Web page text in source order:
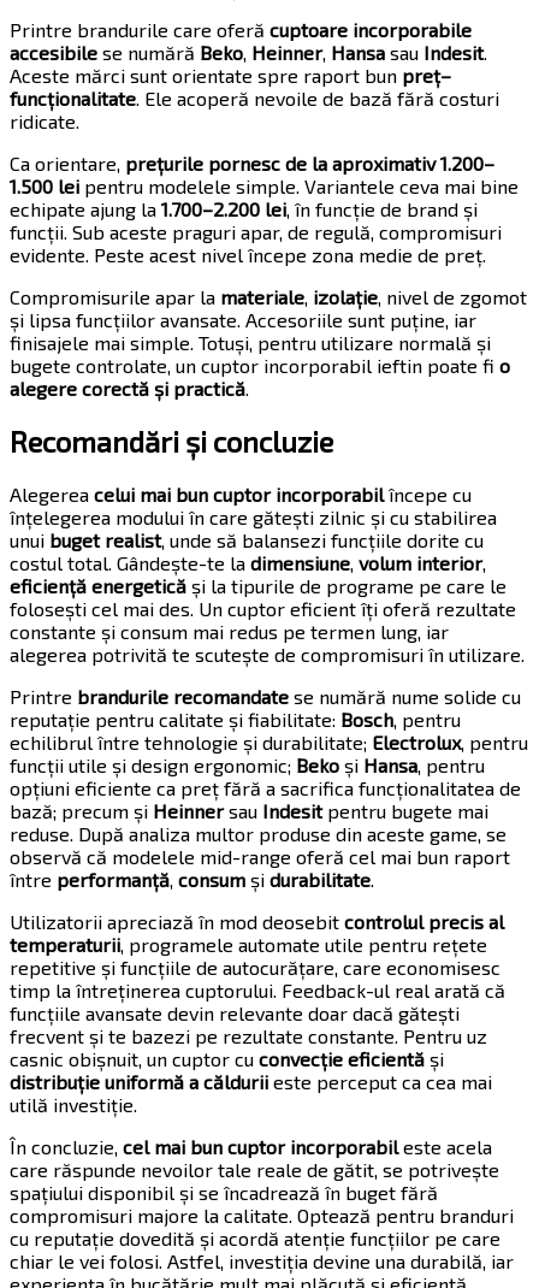
Printre brandurile care oferă cuptoare incorporabile
accesibile se numără Beko, Heinner, Hansa sau Indesit.
Aceste mărci sunt orientate spre raport bun preț–
funcționalitate. Ele acoperă nevoile de bază fără costuri
ridicate.
Ca orientare, prețurile pornesc de la aproximativ 1.200–
1.500 lei pentru modelele simple. Variantele ceva mai bine
echipate ajung la 1.700–2.200 lei, în funcție de brand și
funcții. Sub aceste praguri apar, de regulă, compromisuri
evidente. Peste acest nivel începe zona medie de preț.
Compromisurile apar la materiale, izolație, nivel de zgomot
și lipsa funcțiilor avansate. Accesoriile sunt puține, iar
finisajele mai simple. Totuși, pentru utilizare normală și
bugete controlate, un cuptor incorporabil ieftin poate fi o
alegere corectă și practică.
Recomandări și concluzie
Alegerea celui mai bun cuptor incorporabil începe cu
înțelegerea modului în care gătești zilnic și cu stabilirea
unui buget realist, unde să balansezi funcțiile dorite cu
costul total. Gândește-te la dimensiune volum interior,
eficiență energetică și la tipurile de programe pe care le
folosești cel mai des. Un cuptor eficient îți oferă rezultate
constante și consum mai redus pe termen lung, iar
alegerea potrivită te scutește de compromisuri în utilizare.
Printre brandurile recomandate se numără nume solide cu
reputație pentru calitate și fiabilitate: Bosch , pentru
echilibrul între tehnologie și durabilitate; Electrolux, pentru
funcții utile și design ergonomic; Beko și Hansa , pentru
opțiuni eficiente ca preț fără a sacrifica funcționalitatea de
bază; precum și Heinnersau Indesitpentru bugete mai
reduse. După analiza multor produse din aceste game, se
observă că modelele mid-range oferă cel mai bun raport
între performanță consum și durabilitate
Utilizatorii apreciază în mod deosebit controlul precis al
temperaturii , programele automate utile pentru rețete
repetitive și funcțiile de autocurățare, care economisesc
timp la întreținerea cuptorului. Feedback-ul real arată că
funcțiile avansate devin relevante doar dacă gătești
frecvent și te bazezi pe rezultate constante. Pentru uz
casnic obișnuit, un cuptor cu convecție eficientă și
distribuție uniformă a căldurii este perceput ca cea mai
utilă investiție.
În concluzie, cel mai bun cuptor incorporabil este acela
care răspunde nevoilor tale reale de gătit, se potrivește
spațiului disponibil și se încadrează în buget fără
compromisuri majore la calitate. Optează pentru branduri
cu reputație dovedită și acordă atenție funcțiilor pe care
chiar le vei folosi. Astfel, investiția devine una durabilă, iar
experiența în bucătărie mult mai plăcută și eficientă.